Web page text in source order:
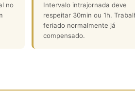
no
Intervalo intrajornada deve
respeitar 30min ou 1h.
feriado normalmente já
compensado.